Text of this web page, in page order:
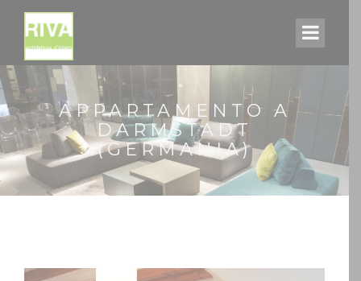
APPARTAMENTO A
DARMSTADT
(GERMANIA)